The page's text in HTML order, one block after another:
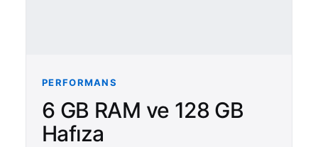
PERFORMANS
6 GB RAM ve 128 GB
Hafıza